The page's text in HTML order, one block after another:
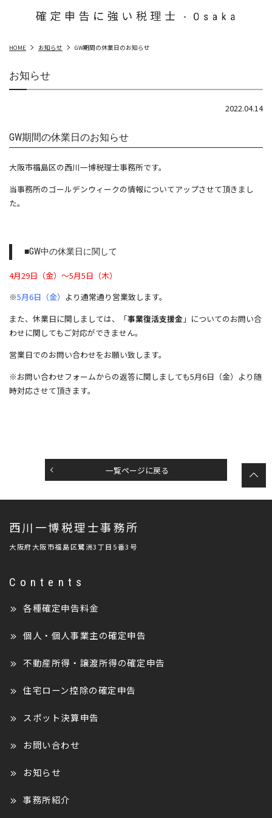
HOME お知らせ GW期間の休業日のお知らせ
お知らせ
2022.04.14
GW期間の休業日のお知らせ
大阪市福島区の西川一博税理士事務所です。
当事務所のゴールデンウィークの情報についてアップさせて頂きまし
た。
■GW中の休業日に関して
4月29日（金）〜5月5日（木）
※5月6日（金） より通常通り営業致します。
また、休業日に関しましては、「事業復活支援金 」についてのお問い合
わせに関してもご対応ができません。
営業日でのお問い合わせをお願い致します。
※お問い合わせフォームからの返答に関しましても5月6日（金）より随
時対応させて頂きます。
一覧ページに戻る
西川一博税理士事務所
大阪府大阪市福島区鷺洲3丁目5番3号
Contents
各種確定申告料金
個人・個人事業主の確定申告
不動産所得・譲渡所得の確定申告
住宅ローン控除の確定申告
スポット決算申告
お問い合わせ
お知らせ
事務所紹介